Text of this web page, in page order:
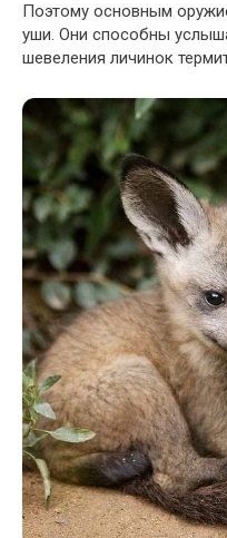
Поэтому основным
уши. Они способны
шевеления личинок